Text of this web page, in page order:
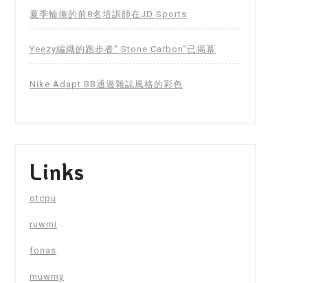
夏季輪換的前8名培訓師在JD Sports
Yeezy編織的跑步者“ Stone Carbon”已揭幕
Nike Adapt BB通過雜誌風格的彩色
Links
otcpu
ruwmi
fonas
muwmy